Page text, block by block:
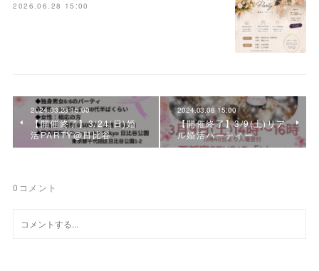
2026.06.28 15:00
2024.03.23 15:00
【開催終了】3/24(日)婚
活PARTY@日比谷
2024.03.08 15:00
【開催終了】3/9(土)リア
ル婚活パーティー
0 コメント